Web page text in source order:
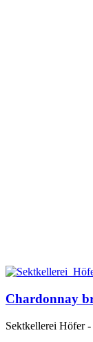
Chardonnay
Sektkellerei Höfer